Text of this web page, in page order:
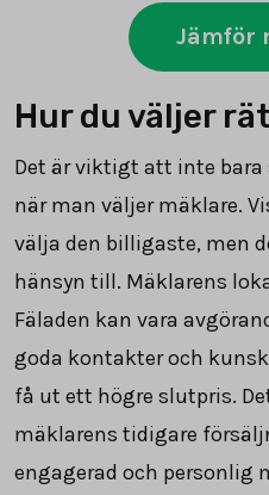
Jämför
Hur du väljer
Det är viktigt att inte
när man väljer mäklare.
välja den billigaste, men
hänsyn till. Mäklarens
Fäladen kan vara
goda kontakter och
få ut ett högre slutpris.
mäklarens tidigare
engagerad och personlig